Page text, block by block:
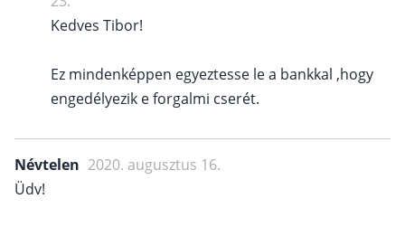
Kedves Tibor!
Ez mindenképpen egyeztesse le a bankkal ,hogy
engedélyezik e forgalmi cserét.
Névtelen 2020. augusztus 16.
Üdv!